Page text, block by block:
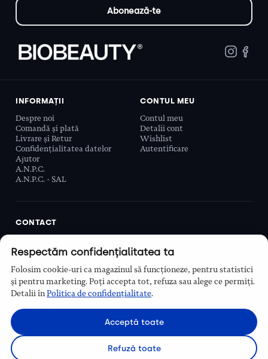
INFORMAȚII
Despre noi
Comandă și plată
Livrare și Retur
Confidențialitatea datelor
Ajutor
A.N.P.C.
A.N.P.C. - SAL
CONTUL MEU
Contul meu
Detalii cont
Wishlist
Autentificare
CONTACT
Sector 6, București, România
Program
Luni–Vineri, 9:00 – 16:00
Respectăm confidențialitatea ta
Folosim cookie-uri ca magazinul să funcționeze, pentru statistici
și pentru marketing. Poți accepta tot, refuza sau alege ce permiți.
Detalii înPolitica de confidențialitate.
Acceptă toate
Refuză toate